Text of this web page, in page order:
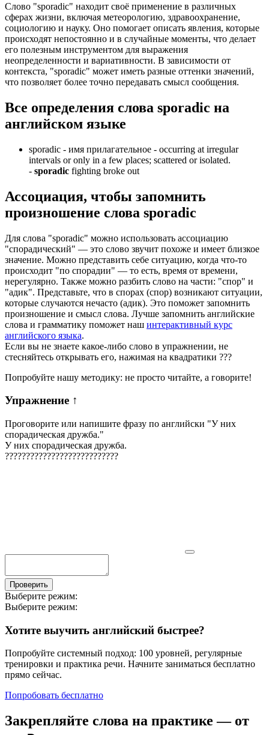
Слово "sporadic" находит своё применение в различных
сферах жизни, включая метеорологию, здравоохранение,
социологию и науку. Оно помогает описать явления, которые
происходят непостоянно и в случайные моменты, что делает
его полезным инструментом для выражения
неопределенности и вариативности. В зависимости от
контекста, "sporadic" может иметь разные оттенки значений,
что позволяет более точно передавать смысл сообщения.
Все определения слова sporadic на
английском языке
sporadic - имя прилагательное - occurring at irregular
intervals or only in a few places; scattered or isolated.
- sporadic fighting broke out
Ассоциация, чтобы запомнить
произношение слова sporadic
Для слова "sporadic" можно использовать ассоциацию
"спорадический" — это слово звучит похоже и имеет близкое
значение. Можно представить себе ситуацию, когда что-то
происходит "по спорадии" — то есть, время от времени,
нерегулярно. Также можно разбить слово на части: "спор" и
"адик". Представьте, что в спорах (спор) возникают ситуации,
которые случаются нечасто (адик). Это поможет запомнить
произношение и смысл слова. Лучше запомнить английские
слова и грамматику поможет наш интерактивный курс
английского языка.
Если вы не знаете какое-либо слово в упражнении, не
стесняйтесь открывать его, нажимая на квадратики ???
Попробуйте нашу методику: не просто читайте, а говорите!
Упражнение ↑
Проговорите или напишите фразу по английски "У них
спорадическая дружба."
У них спорадическая дружба.
???????????????????????????
Проверить
Выберите режим:
Выберите режим:
Хотите выучить английский быстрее?
Попробуйте системный подход: 100 уровней, регулярные
тренировки и практика речи. Начните заниматься бесплатно
прямо сейчас.
Попробовать бесплатно
Закрепляйте слова на практике — от